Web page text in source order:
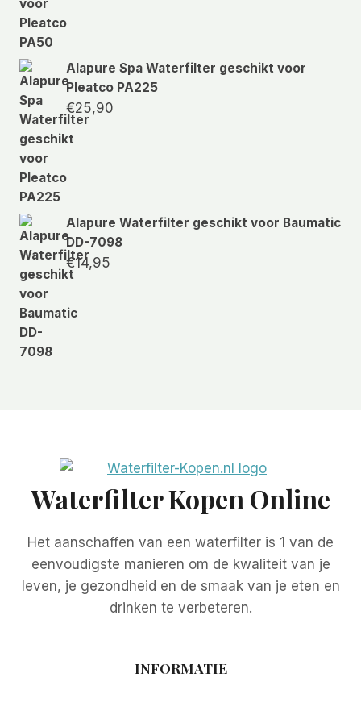
Alapure Spa Waterfilter geschikt voor
Pleatco PA225
€25,90
Alapure Waterfilter geschikt voor Baumatic
DD-7098
€14,95
Waterfilter Kopen Online
Het aanschaffen van een waterfilter is 1 van de
eenvoudigste manieren om de kwaliteit van je
leven, je gezondheid en de smaak van je eten en
drinken te verbeteren.
INFORMATIE